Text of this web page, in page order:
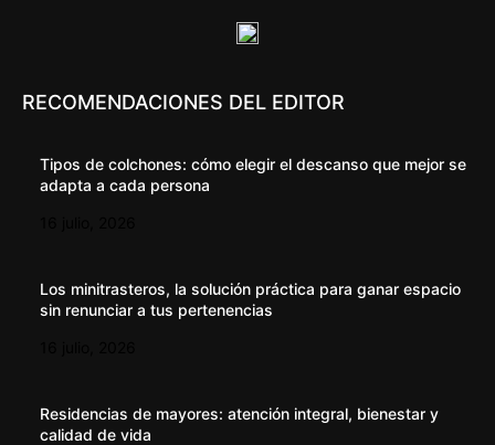
RECOMENDACIONES DEL EDITOR
Tipos de colchones: cómo elegir el descanso que mejor se
adapta a cada persona
Los minitrasteros, la solución práctica para ganar espacio
sin renunciar a tus pertenencias
Residencias de mayores: atención integral, bienestar y
calidad de vida